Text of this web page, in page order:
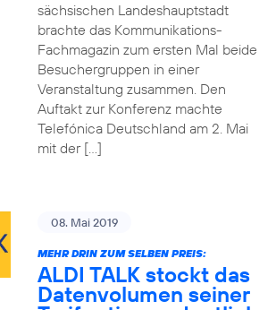
sächsischen Landeshauptstadt
brachte das Kommunikations-
Fachmagazin zum ersten Mal beide
Besuchergruppen in einer
Veranstaltung zusammen. Den
Auftakt zur Konferenz machte
Telefónica Deutschland am 2. Mai
mit der […]
08. Mai 2019
MEHR DRIN ZUM SELBEN PREIS:
ALDI TALK stockt das
Datenvolumen seiner